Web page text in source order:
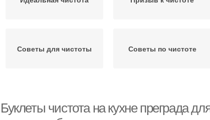
Советы для чистоты Советы по чистоте
Буклеты чистота на кухне преграда